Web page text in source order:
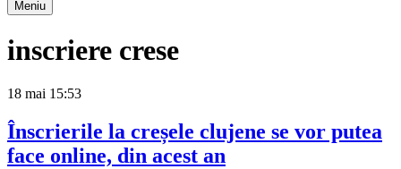
Meniu
inscriere crese
18 mai 15:53
Înscrierile la creșele clujene se vor putea
face online, din acest an